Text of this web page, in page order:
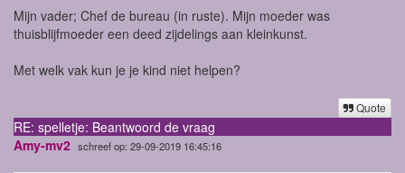
Mijn vader; Chef de bureau (in ruste). Mijn moeder was
thuisblijfmoeder een deed zijdelings aan kleinkunst.
Met welk vak kun je je kind niet helpen?
Quote
RE: spelletje: Beantwoord de vraag
Amy-mv2 schreef op: 29-09-2019 16:45:16